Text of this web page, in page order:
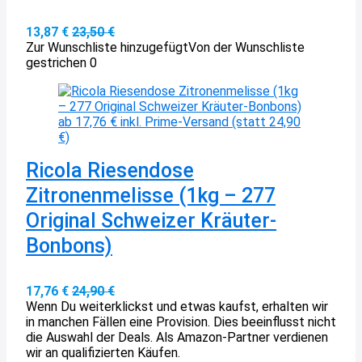
13,87 € 23,50 €
Zur Wunschliste hinzugefügtVon der Wunschliste
gestrichen 0
Ricola Riesendose
Zitronenmelisse (1kg – 277
Original Schweizer Kräuter-
Bonbons)
17,76 € 24,90 €
Wenn Du weiterklickst und etwas kaufst, erhalten wir
in manchen Fällen eine Provision. Dies beeinflusst nicht
die Auswahl der Deals. Als Amazon-Partner verdienen
wir an qualifizierten Käufen.